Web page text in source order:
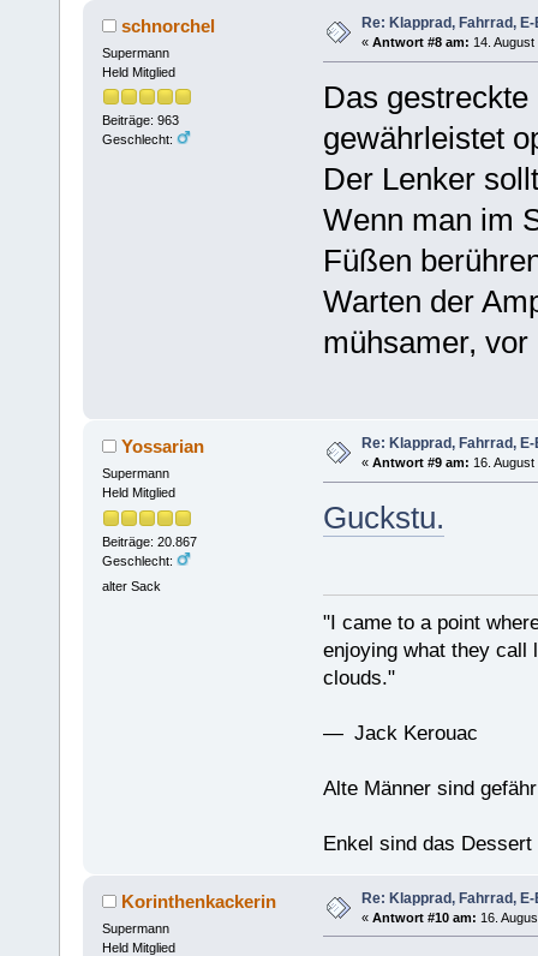
schnorchel
Supermann
Held Mitglied
Beiträge: 963
Geschlecht:
Re: Klapprad, Fahrrad,
« Antwort #8 am: 14.
Das
gewährleistet
Der Lenker
Wenn man im
Füßen
Warten der
mühsamer,
Yossarian
Supermann
Held Mitglied
Beiträge: 20.867
Geschlecht:
alter Sack
Re: Klapprad, Fahrrad,
« Antwort #9 am: 16.
Guckstu.
"I came to a point
enjoying what they call
clouds."
— Jack Kerouac
Alte Männer sind
Enkel sind das Dessert
Korinthenkackerin
Supermann
Held Mitglied
Re: Klapprad, Fahrrad,
« Antwort #10 am: 16.